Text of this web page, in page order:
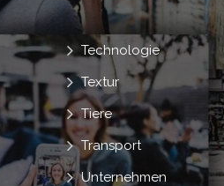
Technologie
Textur
Tiere
Transport
Unternehmen